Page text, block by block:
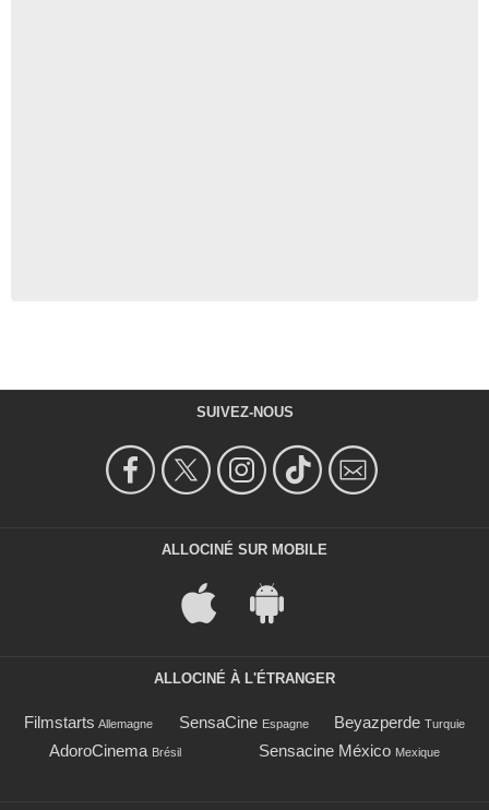
SUIVEZ-NOUS
ALLOCINÉ SUR MOBILE
ALLOCINÉ À L'ÉTRANGER
Filmstarts Allemagne SensaCine Espagne Beyazperde Turquie
AdoroCinema Brésil Sensacine México Mexique